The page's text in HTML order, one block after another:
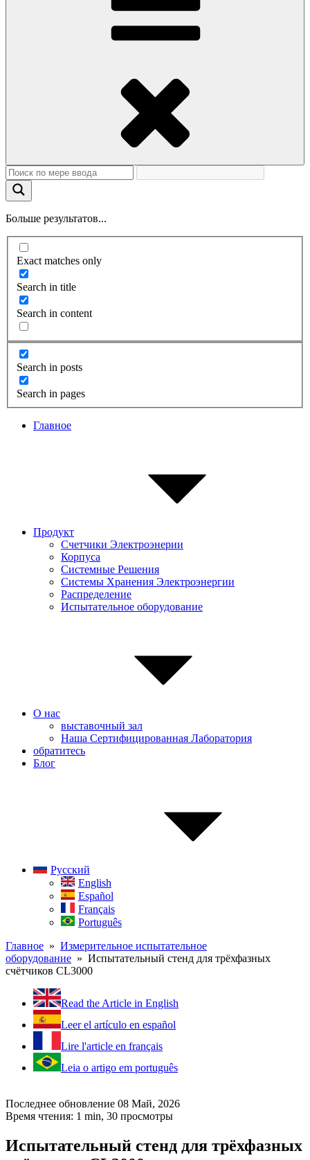
Больше результатов...
Exact matches only
Search in title
Search in content
Search in posts
Search in pages
Главное
Продукт
Счетчики Электроэнерии
Корпуса
Системные Pешения
Системы Хранения Электроэнергии
Распределение
Испытательное оборудование
О нас
выставочный зал
Наша Сертифицированная Лаборатория
обратитесь
Блог
Русский
English
Español
Français
Português
Главное » Измерительное испытательное
оборудование » Испытательный стенд для трёхфазных
счётчиков CL3000
Read the Article in English
Leer el artículo en español
Lire l'article en français
Leia o artigo em português
Последнее обновление 08 Май, 2026
Время чтения: 1 min, 30 просмотры
Испытательный стенд для трёхфазных